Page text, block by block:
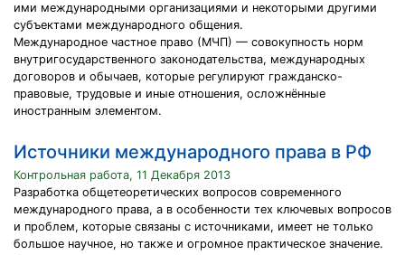
ими международными организациями и некоторыми другими
субъектами международного общения.
Международное частное право (МЧП) — совокупность норм
внутригосударственного законодательства, международных
договоров и обычаев, которые регулируют гражданско-
правовые, трудовые и иные отношения, осложнённые
иностранным элементом.
Источники международного права в РФ
Контрольная работа, 11 Декабря 2013
Разработка общетеоретических вопросов современного
международного права, а в особенности тех ключевых вопросов
и проблем, которые связаны с источниками, имеет не только
большое научное, но также и огромное практическое значение.